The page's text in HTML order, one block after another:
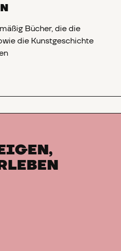
Bücher, die die
die Kunstgeschichte